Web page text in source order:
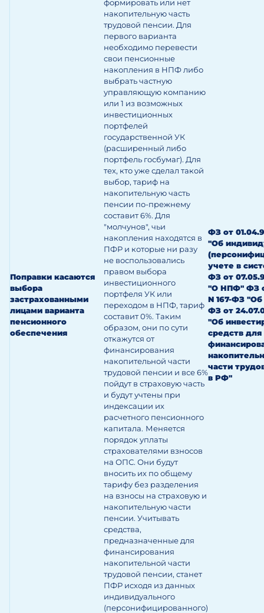
Поправки касаются
выбора
застрахованными
лицами варианта
пенсионного
обеспечения
формировать или нет
накопительную часть
трудовой пенсии. Для
первого варианта
необходимо перевести
свои пенсионные
накопления в НПФ либо
выбрать частную
управляющую компанию
или 1 из возможных
инвестиционных
портфелей
государственной УК
(расширенный либо
портфель госбумаг). Для
тех, кто уже сделал такой
выбор, тариф на
накопительную часть
пенсии по-прежнему
составит 6%. Для
"молчунов", чьи
накопления находятся в
ПФР и которые ни разу
не воспользовались
правом выбора
инвестиционного
портфеля УК или
переходом в НПФ, тариф
составит 0%. Таким
образом, они по сути
откажутся от
финансирования
накопительной части
трудовой пенсии и все 6%
пойдут в страховую часть
и будут учтены при
индексации их
расчетного пенсионного
капитала. Меняется
порядок уплаты
страхователями взносов
на ОПС. Они будут
вносить их по общему
тарифу без разделения
на взносы на страховую и
накопительную части
пенсии. Учитывать
средства,
предназначенные для
финансирования
накопительной части
трудовой пенсии, станет
ПФР исходя из данных
индивидуального
(персонифицированного)
ФЗ от
"Об
учете в
ФЗ от
"О НПФ" ФЗ
N 167-ФЗ
ФЗ от
"Об
средств для
части
в РФ"